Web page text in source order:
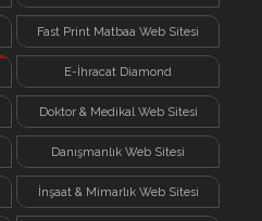
Fast Print Matbaa Web Sitesi
E-İhracat Diamond
Doktor & Medikal Web Sitesi
Danışmanlık Web Sitesi
İnşaat & Mimarlık Web Sitesi